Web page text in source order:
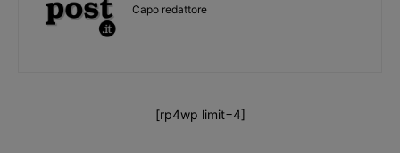
Capo redattore
[rp4wp limit=4]